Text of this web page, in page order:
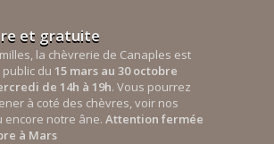
et gratuite
la chèvrerie de Canaples est
du 15 mars au 30 octobre
de 14h à 19h. Vous pourrez
à coté des chèvres, voir nos
encore notre âne. Attention fermée
à Mars